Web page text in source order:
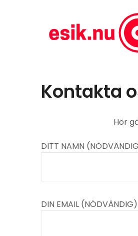
Kontakta
Hör
DITT NAMN
DIN EMAIL (NÖDVÄNDIG)